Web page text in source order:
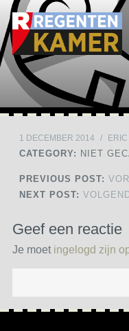
Skip to content
1 DECEMBER 2014 /
CATEGORY: NIET
PREVIOUS POST:
NEXT POST:
Geef een reactie
Je moet ingelogd zijn